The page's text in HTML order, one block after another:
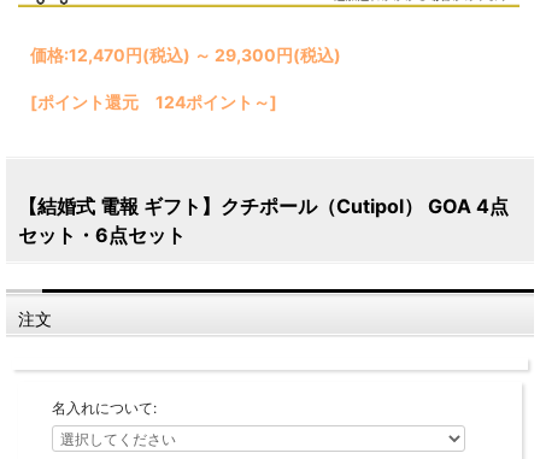
価格:12,470円(税込) ～ 29,300円(税込)
[ポイント還元 124ポイント～]
【結婚式 電報 ギフト】クチポール（Cutipol） GOA 4点
セット・6点セット
注文
名入れについて: